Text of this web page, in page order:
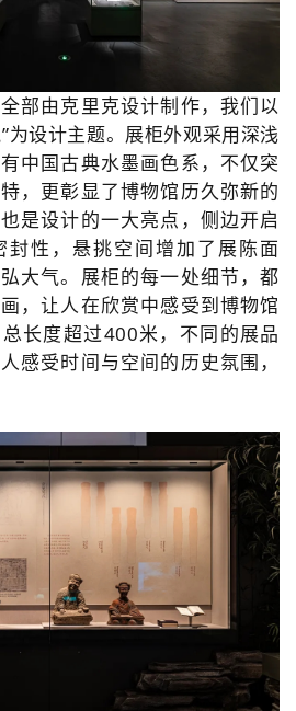
部由克里克设计制作，我们以
为设计主题。展柜外观采用深浅
中国古典水墨画色系， 不仅突
，更彰显了博物馆历久弥新的
是设计的一大亮点，侧边开启
性，悬挑空间增加了展陈面
大气。 展柜的每一处细节，都
，让人在欣赏中感受到博物馆
长度超过400米， 不同的展品
感受时间与空间的历史氛围，